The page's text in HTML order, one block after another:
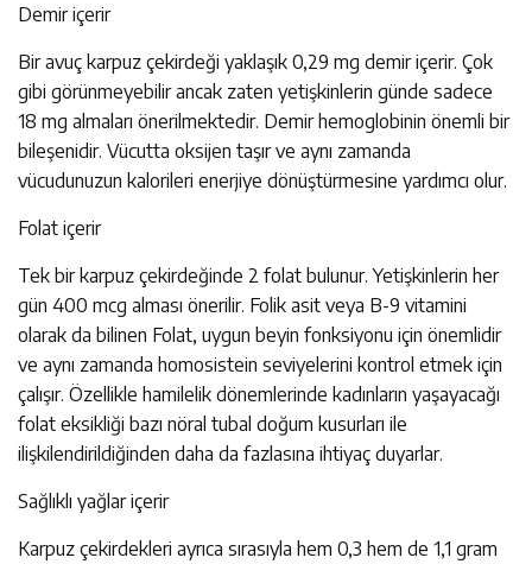
Demir içerir
Bir avuç karpuz çekirdeği yaklaşık 0,29 mg demir içerir. Çok
gibi görünmeyebilir ancak zaten yetişkinlerin günde sadece
18 mg almaları önerilmektedir. Demir hemoglobinin önemli bir
bileşenidir. Vücutta oksijen taşır ve aynı zamanda
vücudunuzun kalorileri enerjiye dönüştürmesine yardımcı olur.
Folat içerir
Tek bir karpuz çekirdeğinde 2 folat bulunur. Yetişkinlerin her
gün 400 mcg alması önerilir. Folik asit veya B-9 vitamini
olarak da bilinen Folat, uygun beyin fonksiyonu için önemlidir
ve aynı zamanda homosistein seviyelerini kontrol etmek için
çalışır. Özellikle hamilelik dönemlerinde kadınların yaşayacağı
folat eksikliği bazı nöral tubal doğum kusurları ile
ilişkilendirildiğinden daha da fazlasına ihtiyaç duyarlar.
Sağlıklı yağlar içerir
Karpuz çekirdekleri ayrıca sırasıyla hem 0,3 hem de 1,1 gram